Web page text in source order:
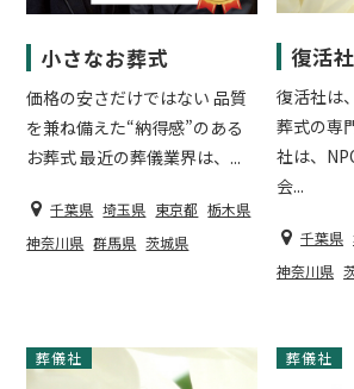
小さなお葬式
価格の安さだけではない 品質
を兼ね備えた“納得感”のある
お葬式 最近の葬儀業界は、...
千葉県 埼玉県 東京都 栃木県
神奈川県 群馬県 茨城県
復活社
復活社は
葬式の専
社は、
会...
千葉県
神奈川県
葬儀社 葬儀社